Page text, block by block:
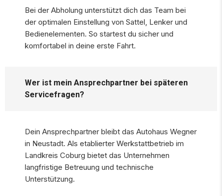
Bei der Abholung unterstützt dich das Team bei
der optimalen Einstellung von Sattel, Lenker und
Bedienelementen. So startest du sicher und
komfortabel in deine erste Fahrt.
Wer ist mein Ansprechpartner bei späteren
Servicefragen?
Dein Ansprechpartner bleibt das Autohaus Wegner
in Neustadt. Als etablierter Werkstattbetrieb im
Landkreis Coburg bietet das Unternehmen
langfristige Betreuung und technische
Unterstützung.